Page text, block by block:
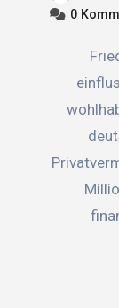
0
Friedrich Merz, CDU-Politiker und